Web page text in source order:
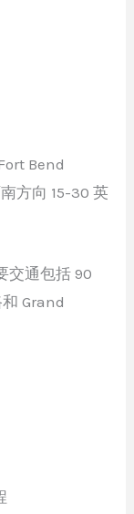
Bend
方向 15-30 英
交通包括 90
Grand